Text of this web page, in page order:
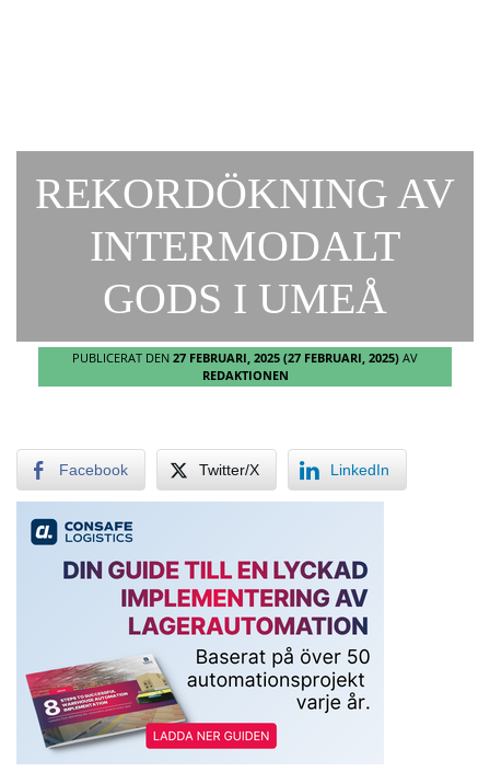
REKORDÖKNING AV
INTERMODALT
GODS I UMEÅ
PUBLICERAT DEN 27 FEBRUARI, 2025 (27 FEBRUARI, 2025) AV
REDAKTIONEN
Facebook Twitter/X LinkedIn